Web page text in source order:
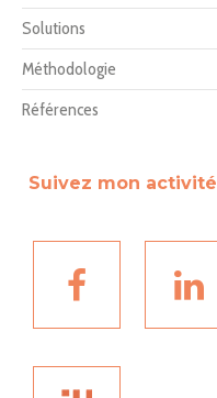
Solutions
Méthodologie
Références
Suivez mon activité